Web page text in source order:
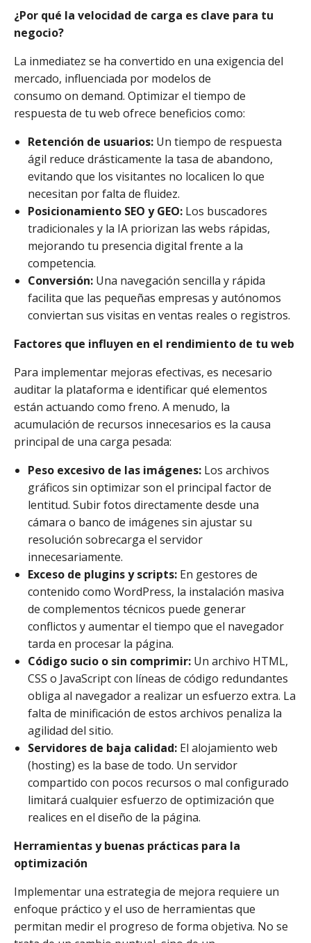
¿Por qué la velocidad de carga es clave para tu
negocio?
La inmediatez se ha convertido en una exigencia del
mercado, influenciada por modelos de
consumo on demand. Optimizar el tiempo de
respuesta de tu web ofrece beneficios como:
Retención de usuarios: Un tiempo de respuesta
ágil reduce drásticamente la tasa de abandono,
evitando que los visitantes no localicen lo que
necesitan por falta de fluidez.
Posicionamiento SEO y GEO: Los buscadores
tradicionales y la IA priorizan las webs rápidas,
mejorando tu presencia digital frente a la
competencia.
Conversión: Una navegación sencilla y rápida
facilita que las pequeñas empresas y autónomos
conviertan sus visitas en ventas reales o registros.
Factores que influyen en el rendimiento de tu web
Para implementar mejoras efectivas, es necesario
auditar la plataforma e identificar qué elementos
están actuando como freno. A menudo, la
acumulación de recursos innecesarios es la causa
principal de una carga pesada:
Peso excesivo de las imágenes: Los archivos
gráficos sin optimizar son el principal factor de
lentitud. Subir fotos directamente desde una
cámara o banco de imágenes sin ajustar su
resolución sobrecarga el servidor
innecesariamente.
Exceso de plugins y scripts: En gestores de
contenido como WordPress, la instalación masiva
de complementos técnicos puede generar
conflictos y aumentar el tiempo que el navegador
tarda en procesar la página.
Código sucio o sin comprimir: Un archivo HTML,
CSS o JavaScript con líneas de código redundantes
obliga al navegador a realizar un esfuerzo extra. La
falta de minificación de estos archivos penaliza la
agilidad del sitio.
Servidores de baja calidad: El alojamiento web
(hosting) es la base de todo. Un servidor
compartido con pocos recursos o mal configurado
limitará cualquier esfuerzo de optimización que
realices en el diseño de la página.
Herramientas y buenas prácticas para la
optimización
Implementar una estrategia de mejora requiere un
enfoque práctico y el uso de herramientas que
permitan medir el progreso de forma objetiva. No se